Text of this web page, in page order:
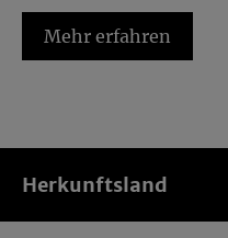
intensiver Würze
nur unglaublich lecker,
Freunden - unsere
Mehr erfahren
Herkunftsland